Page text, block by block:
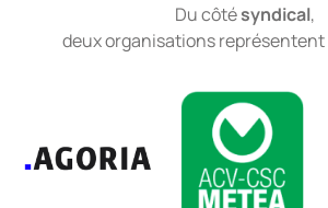
Du côtésyndical,
deux organisations représentent